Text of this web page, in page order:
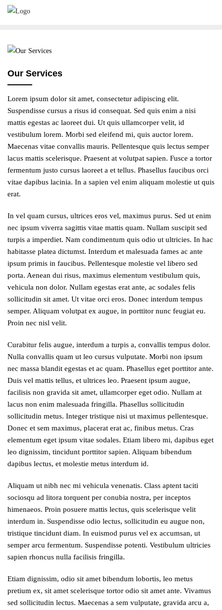
Our Services
Lorem ipsum dolor sit amet, consectetur adipiscing elit.
Suspendisse cursus a risus id consequat. Sed quis enim a nisi
mattis egestas ac laoreet dui. Ut quis ullamcorper velit, id
vestibulum lorem. Morbi sed eleifend mi, quis auctor lorem.
Maecenas vitae convallis mauris. Pellentesque quis lectus semper
lacus mattis scelerisque. Praesent at volutpat sapien. Fusce a tortor
fermentum justo cursus laoreet a et tellus. Phasellus faucibus orci
vitae dapibus lacinia. In a sapien vel enim aliquam molestie ut quis
erat.
In vel quam cursus, ultrices eros vel, maximus purus. Sed ut enim
nec ipsum viverra sagittis vitae mattis quam. Nullam suscipit sed
turpis a imperdiet. Nam condimentum quis odio ut ultricies. In hac
habitasse platea dictumst. Interdum et malesuada fames ac ante
ipsum primis in faucibus. Pellentesque molestie vel libero sed
porta. Aenean dui risus, maximus elementum vestibulum quis,
vehicula non dolor. Nullam egestas erat ante, ac sodales felis
sollicitudin sit amet. Ut vitae orci eros. Donec interdum tempus
semper. Aliquam volutpat ex augue, in porttitor nunc feugiat eu.
Proin nec nisl velit.
Curabitur felis augue, interdum a turpis a, convallis tempus dolor.
Nulla convallis quam ut leo cursus vulputate. Morbi non ipsum
nec massa blandit egestas et ac quam. Phasellus eget porttitor ante.
Duis vel mattis tellus, et ultrices leo. Praesent ipsum augue,
facilisis non gravida sit amet, ullamcorper eget odio. Nullam at
lacus non enim malesuada fringilla. Phasellus sollicitudin
sollicitudin metus. Integer tristique nisi ut maximus pellentesque.
Donec et sem maximus, placerat erat ac, finibus metus. Cras
elementum eget ipsum vitae sodales. Etiam libero mi, dapibus eget
leo dignissim, tincidunt porttitor sapien. Aliquam bibendum
dapibus lectus, et molestie metus interdum id.
Aliquam ut nibh nec mi vehicula venenatis. Class aptent taciti
sociosqu ad litora torquent per conubia nostra, per inceptos
himenaeos. Proin posuere mattis lectus, quis scelerisque velit
interdum in. Suspendisse odio lectus, sollicitudin eu augue non,
tristique tincidunt diam. In euismod purus vel ex accumsan, ut
semper arcu fermentum. Suspendisse potenti. Vestibulum ultricies
sapien rhoncus nulla facilisis fringilla.
Etiam dignissim, odio sit amet bibendum lobortis, leo metus
pretium ex, sit amet scelerisque tortor odio sit amet ante. Vivamus
sed sollicitudin lectus. Maecenas a sem vulputate, gravida arcu a,